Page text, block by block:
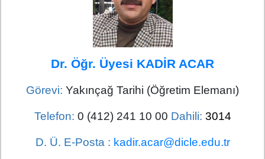
Dr. Öğr. Üyesi KADİR ACAR
Görevi: Yakınçağ Tarihi (Öğretim Elemanı)
Telefon: 0 (412) 241 10 00 Dahili: 3014
D. Ü. E-Posta : kadir.acar@dicle.edu.tr